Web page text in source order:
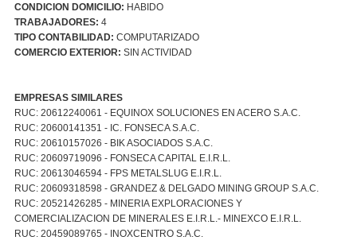
CONDICION DOMICILIO: HABIDO
TRABAJADORES: 4
TIPO CONTABILIDAD: COMPUTARIZADO
COMERCIO EXTERIOR: SIN ACTIVIDAD
EMPRESAS SIMILARES
RUC: 20612240061 - EQUINOX SOLUCIONES EN ACERO S.A.C.
RUC: 20600141351 - IC. FONSECA S.A.C.
RUC: 20610157026 - BIK ASOCIADOS S.A.C.
RUC: 20609719096 - FONSECA CAPITAL E.I.R.L.
RUC: 20613046594 - FPS METALSLUG E.I.R.L.
RUC: 20609318598 - GRANDEZ & DELGADO MINING GROUP S.A.C.
RUC: 20521426285 - MINERIA EXPLORACIONES Y
COMERCIALIZACION DE MINERALES E.I.R.L.- MINEXCO E.I.R.L.
RUC: 20459089765 - INOXCENTRO S.A.C.